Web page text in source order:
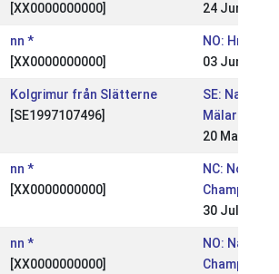
[XX0000000000]
24 Jun 2007
nn *
[XX0000000000]
NO: Hrimnir
03 Jun 2007
Kolgrimur från Slätterne
[SE1997107496]
SE:
20 May 2007
nn *
[XX0000000000]
NC: Nordic
30 Jul 2006
nn *
[XX0000000000]
NO: National